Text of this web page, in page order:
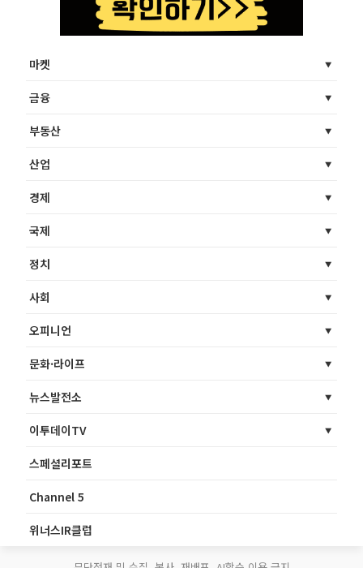
마켓
금융
부동산
산업
경제
국제
정치
사회
오피니언
문화·라이프
뉴스발전소
이투데이TV
스페셜리포트
Channel 5
위너스IR클럽